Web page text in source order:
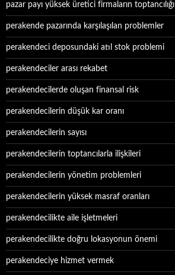
pazar payı yüksek üretici firmaların toptancılığı
perakende pazarında karşılaşılan problemler
perakendeci deposundaki atıl stok problemi
perakendeciler arası rekabet
perakendecilerde oluşan finansal risk
perakendecilerin düşük kar oranı
perakendecilerin sayısı
perakendecilerin toptancılarla ilişkileri
perakendecilerin yönetim problemleri
perakendecilerin yüksek masraf oranları
perakendecilikte aile işletmeleri
perakendecilikte doğru lokasyonun önemi
perakendeciye hizmet vermek